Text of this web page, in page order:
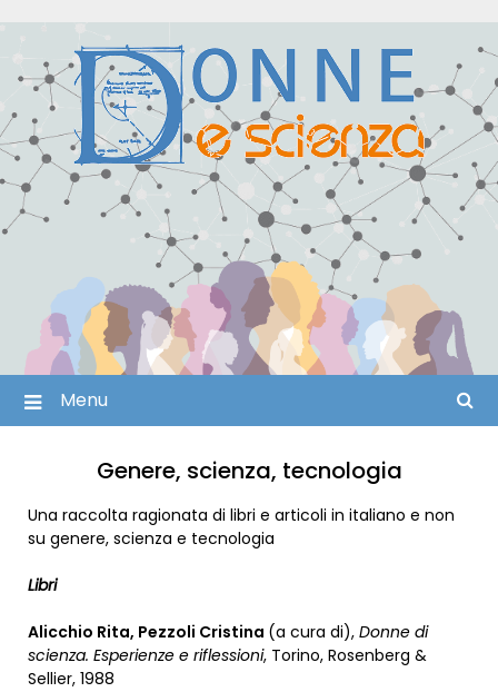
content
Menu
Genere, scienza, tecnologia
Una raccolta ragionata di libri e articoli in italiano e non
su genere, scienza e tecnologia
Libri
Alicchio Rita, Pezzoli Cristina (a cura di), Donne di
scienza. Esperienze e riflessioni, Torino, Rosenberg &
Sellier, 1988